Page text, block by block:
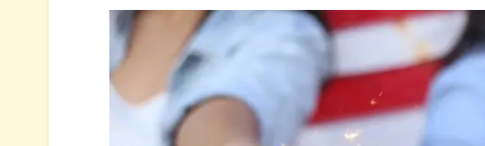
VOO・VIG・VONGの運用実績
為替によるリターン
VOO・VIG・VONGのリターン